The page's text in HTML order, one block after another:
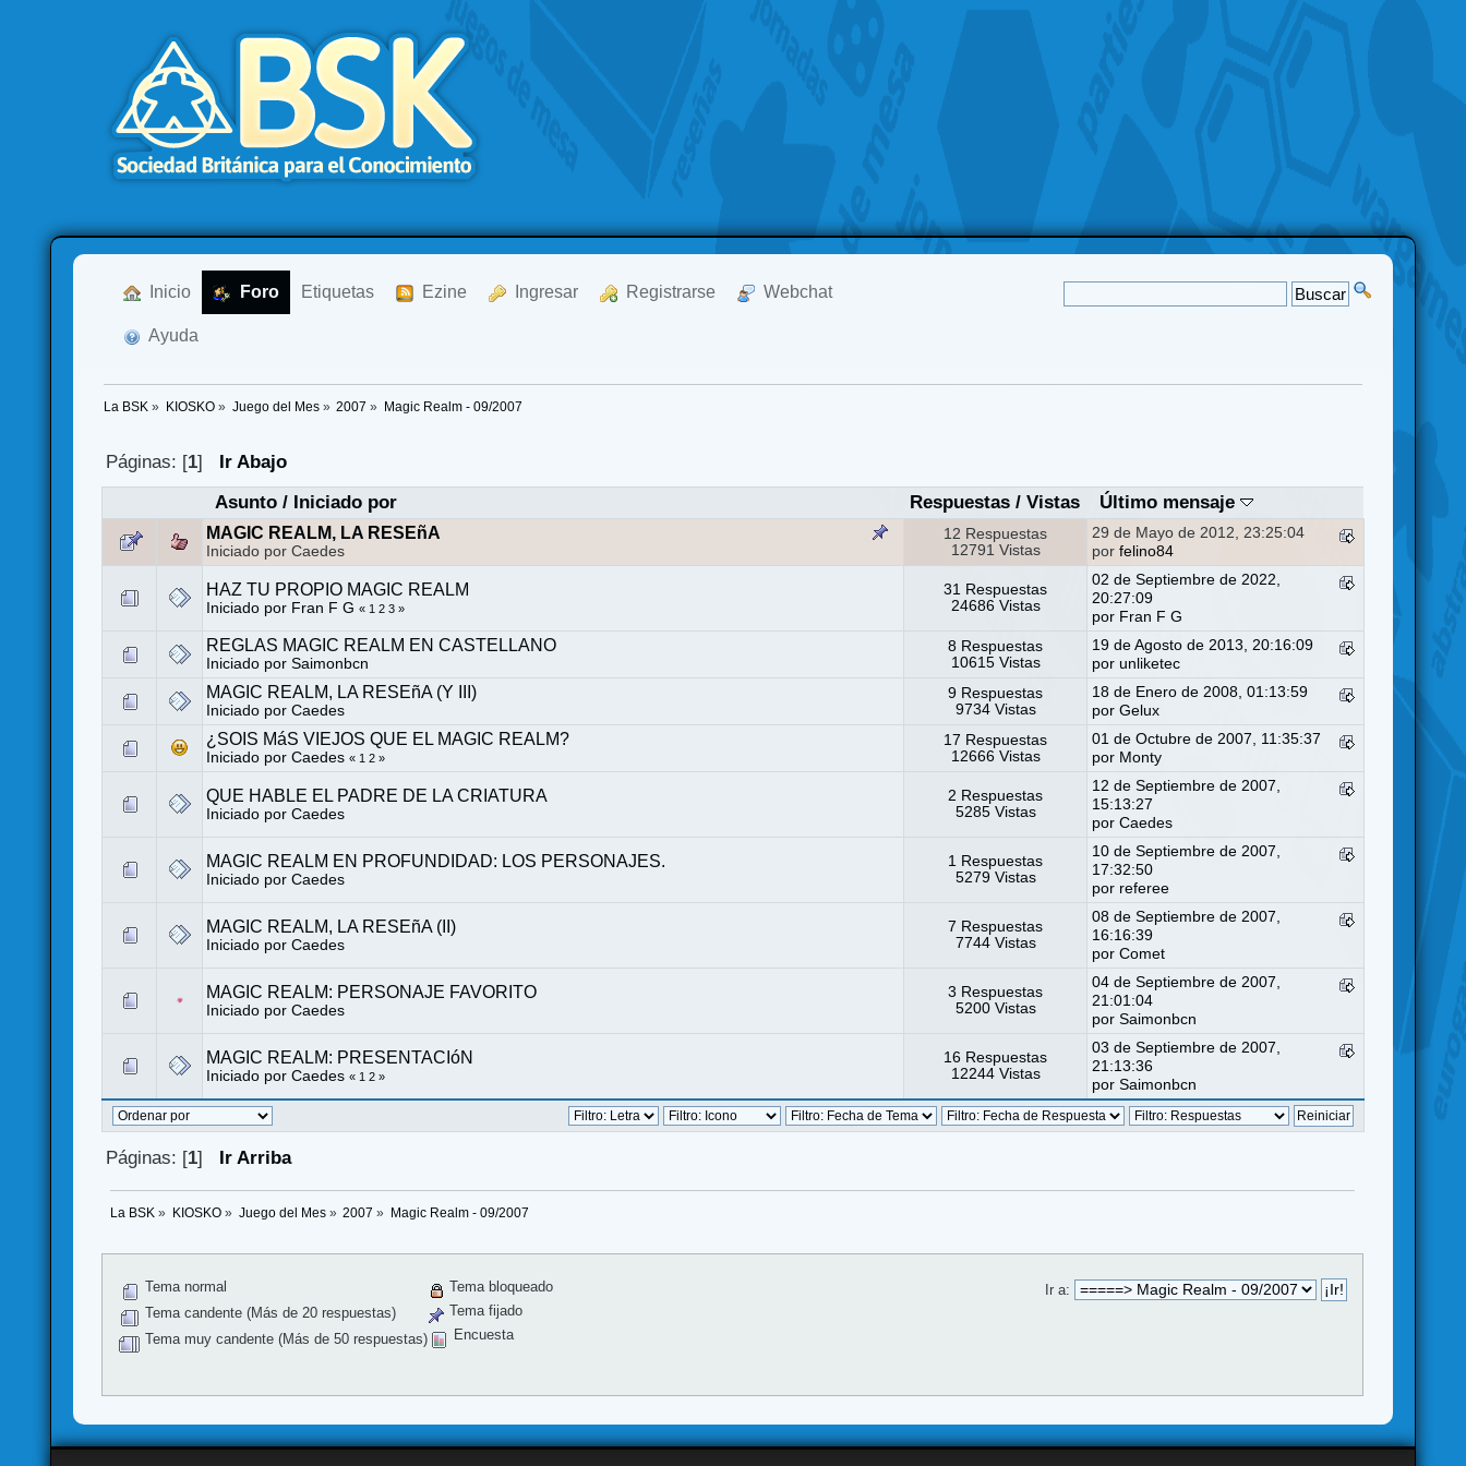
Inicio Foro Etiquetas Ezine Ingresar Registrarse Webchat
Ayuda
La BSK » KIOSKO» Juego del Mes» 2007 » Magic Realm - 09/2007
Páginas: [1]
Ir Abajo
Asunto/ Iniciado por Respuestas /Vistas Último mensaje
MAGIC REALM, LA RESEñA
Iniciado por Caedes
12 Respuestas
12791 Vistas
29 de Mayo de 2012, 23:25:04
porfelino84
HAZ TU PROPIO MAGIC REALM
Iniciado por Fran F G « 1 2 3 »
31 Respuestas
24686 Vistas
02 de Septiembre de 2022,
20:27:09
por Fran F G
REGLAS MAGIC REALM EN CASTELLANO
Iniciado porSaimonbcn
8 Respuestas
10615 Vistas
19 de Agosto de 2013, 20:16:09
por unliketec
MAGIC REALM, LA RESEñA (Y III)
Iniciado por Caedes
9 Respuestas
9734 Vistas
18 de Enero de 2008, 01:13:59
por Gelux
¿SOIS MáS VIEJOS QUE EL MAGIC REALM?
Iniciado por Caedes« 1 2 »
17 Respuestas
12666 Vistas
01 de Octubre de 2007, 11:35:37
por Monty
QUE HABLE EL PADRE DE LA CRIATURA
Iniciado por Caedes
2 Respuestas
5285 Vistas
12 de Septiembre de 2007,
15:13:27
por Caedes
MAGIC REALM EN PROFUNDIDAD: LOS PERSONAJES.
Iniciado por Caedes
1 Respuestas
5279 Vistas
10 de Septiembre de 2007,
17:32:50
por referee
MAGIC REALM, LA RESEñA (II)
Iniciado por Caedes
7 Respuestas
7744 Vistas
08 de Septiembre de 2007,
16:16:39
porComet
MAGIC REALM: PERSONAJE FAVORITO
Iniciado por Caedes
3 Respuestas
5200 Vistas
04 de Septiembre de 2007,
21:01:04
porSaimonbcn
MAGIC REALM: PRESENTACIóN
Iniciado por Caedes« 1 2 »
16 Respuestas
12244 Vistas
03 de Septiembre de 2007,
21:13:36
porSaimonbcn
Páginas: [1] Ir Arriba
La BSK » KIOSKO» Juego del Mes» 2007 » Magic Realm - 09/2007
Ir a:
Tema normal
Tema candente (Más de 20 respuestas)
Tema muy candente (Más de 50 respuestas)
Tema bloqueado
Tema fijado
Encuesta